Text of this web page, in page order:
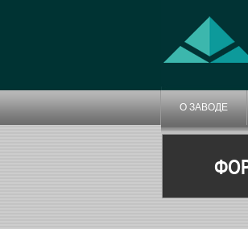
О ЗАВОДЕ